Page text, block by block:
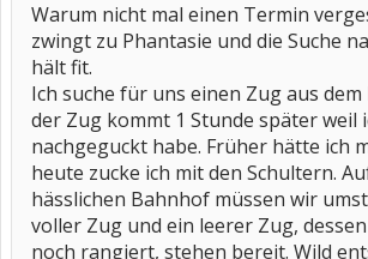
Warum nicht mal einen Termin
zwingt zu Phantasie und die Suche
hält fit.
Ich suche für uns einen Zug aus
der Zug kommt 1 Stunde später weil
nachgeguckt habe. Früher hätte ich
heute zucke ich mit den Schultern.
hässlichen Bahnhof müssen wir
voller Zug und ein leerer Zug,
noch rangiert, stehen bereit. Wild